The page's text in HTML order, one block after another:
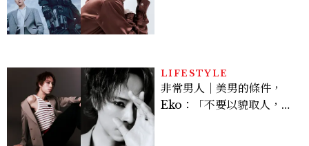
LIFESTYLE
非常男人｜美男的條件，
Eko：「不要以貌取人，內